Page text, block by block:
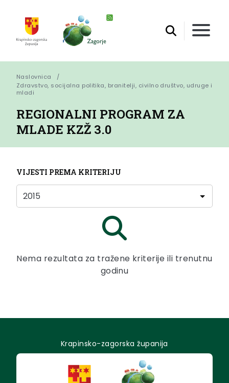
Naslovnica
Zdravstvo, socijalna politika, branitelji, civilno društvo, udruge i
mladi
REGIONALNI PROGRAM ZA
MLADE KZŽ 3.0
VIJESTI PREMA KRITERIJU
Nema rezultata za tražene kriterije ili trenutnu
godinu
Krapinsko-zagorska županija